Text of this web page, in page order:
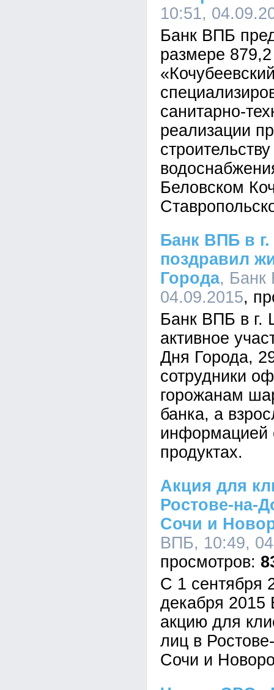
10:51,
Банк ВПБ
размере
санитарно-
реализации
Беловском
Банк ВПБ в
поздравил
Города, Банк
04.09.2015
Банк ВПБ в г.
активное
Дня Города,
сотрудники
горожанам
банка, а
информацией
продуктах.
Акция для
Ростове-на-
Сочи и
ВПБ, 10:49,
C 1 сентября
декабря 2015
акцию для
лиц в
Сочи и